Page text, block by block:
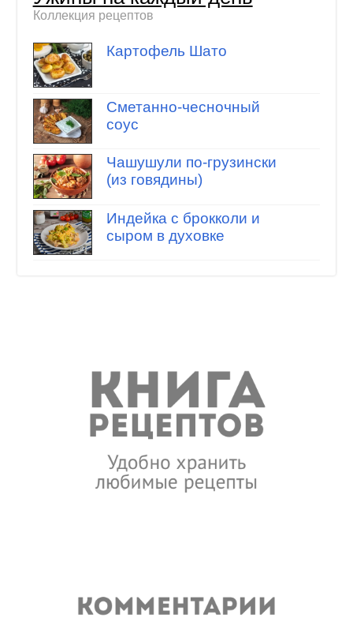
Коллекция рецептов
Картофель Шато
Сметанно-чесночный
соус
Чашушули по-грузински
(из говядины)
Индейка с брокколи и
сыром в духовке